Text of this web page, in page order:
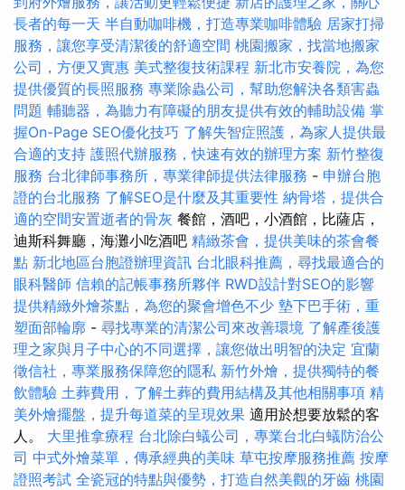
長者的每一天 半自動咖啡機，打造專業咖啡體驗 居家打掃
服務，讓您享受清潔後的舒適空間 桃園搬家，找當地搬家
公司，方便又實惠 美式整復技術課程 新北市安養院，為您
提供優質的長照服務 專業除蟲公司，幫助您解決各類害蟲
問題 輔聽器，為聽力有障礙的朋友提供有效的輔助設備 掌
握On-Page SEO優化技巧 了解失智症照護，為家人提供最
合適的支持 護照代辦服務，快速有效的辦理方案 新竹整復
服務 台北律師事務所，專業律師提供法律服務 - 申辦台胞
證的台北服務 了解SEO是什麼及其重要性 納骨塔，提供合
適的空間安置逝者的骨灰 餐館，酒吧，小酒館，比薩店，
迪斯科舞廳，海灘小吃酒吧 精緻茶會，提供美味的茶會餐
點 新北地區台胞證辦理資訊 台北眼科推薦，尋找最適合的
眼科醫師 信賴的記帳事務所夥伴 RWD設計對SEO的影響
提供精緻外燴茶點，為您的聚會增色不少 墊下巴手術，重
塑面部輪廓 - 尋找專業的清潔公司來改善環境 了解產後護
理之家與月子中心的不同選擇，讓您做出明智的決定 宜蘭
徵信社，專業服務保障您的隱私 新竹外燴，提供獨特的餐
飲體驗 土葬費用，了解土葬的費用結構及其他相關事項 精
美外燴擺盤，提升每道菜的呈現效果 適用於想要放鬆的客
人。 大里推拿療程 台北除白蟻公司，專業台北白蟻防治公
司 中式外燴菜單，傳承經典的美味 草屯按摩服務推薦 按摩
證照考試 全瓷冠的特點與優勢，打造自然美觀的牙齒 桃園